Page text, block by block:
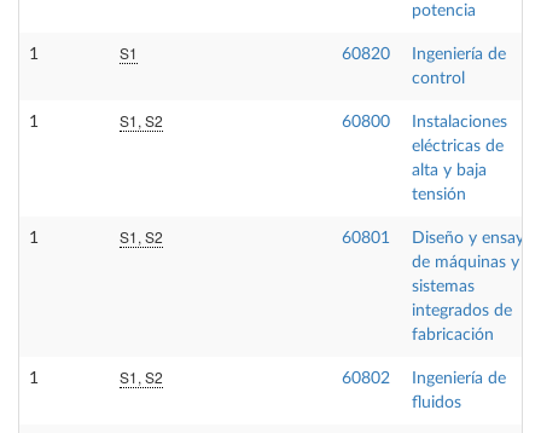
potencia
1 S1 60820
Ingeniería de
control
1 S1, S2 60800
Instalaciones
eléctricas de
alta y baja
tensión
1 S1, S2 60801
Diseño y ensayo
de máquinas y
sistemas
integrados de
fabricación
1 S1, S2 60802
Ingeniería de
fluidos